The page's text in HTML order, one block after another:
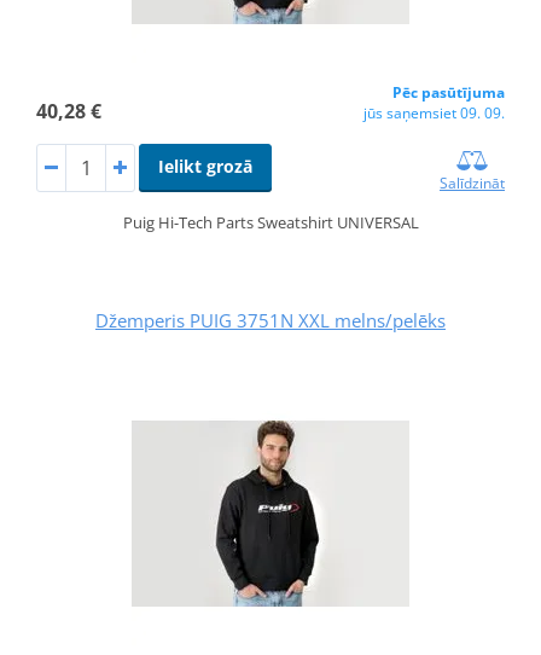
40,28 €
Pēc pasūtījuma
jūs saņemsiet 09. 09.
Ielikt grozā
Salīdzināt
Puig Hi-Tech Parts Sweatshirt UNIVERSAL
Džemperis PUIG 3751N XXL melns/pelēks